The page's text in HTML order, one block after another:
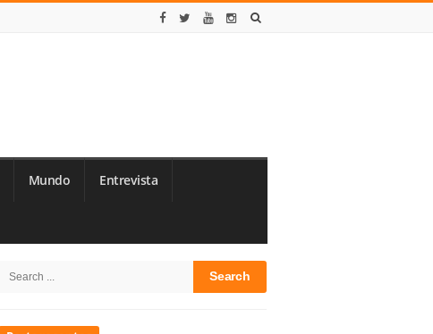
Mundo Entrevista
Sidebar
Search